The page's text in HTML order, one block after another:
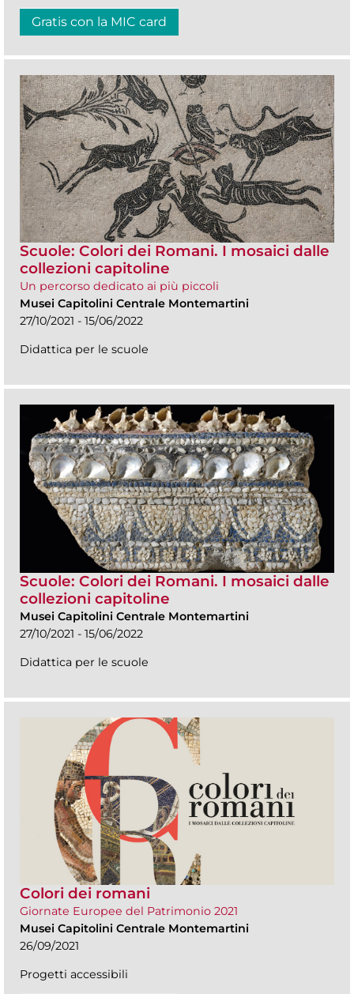
Gratis con la MIC card
Scuole: Colori dei Romani. I mosaici dalle
collezioni capitoline
Un percorso dedicato ai più piccoli
Musei Capitolini Centrale Montemartini
27/10/2021 - 15/06/2022
Didattica per le scuole
Scuole: Colori dei Romani. I mosaici dalle
collezioni capitoline
Musei Capitolini Centrale Montemartini
27/10/2021 - 15/06/2022
Didattica per le scuole
Colori dei romani
Giornate Europee del Patrimonio 2021
Musei Capitolini Centrale Montemartini
26/09/2021
Progetti accessibili